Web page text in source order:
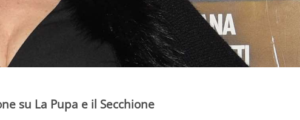
su La Pupa e il Secchione